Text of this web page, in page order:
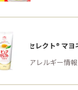
「ピュアセレクト® マヨ
商品・アレルギー情